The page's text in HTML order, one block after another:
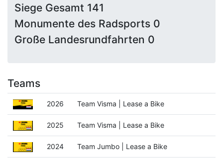
Siege Gesamt 141
Monumente des Radsports 0
Große Landesrundfahrten 0
Teams
2026 Team Visma | Lease a Bike
2025 Team Visma | Lease a Bike
2024 Team Jumbo | Lease a Bike